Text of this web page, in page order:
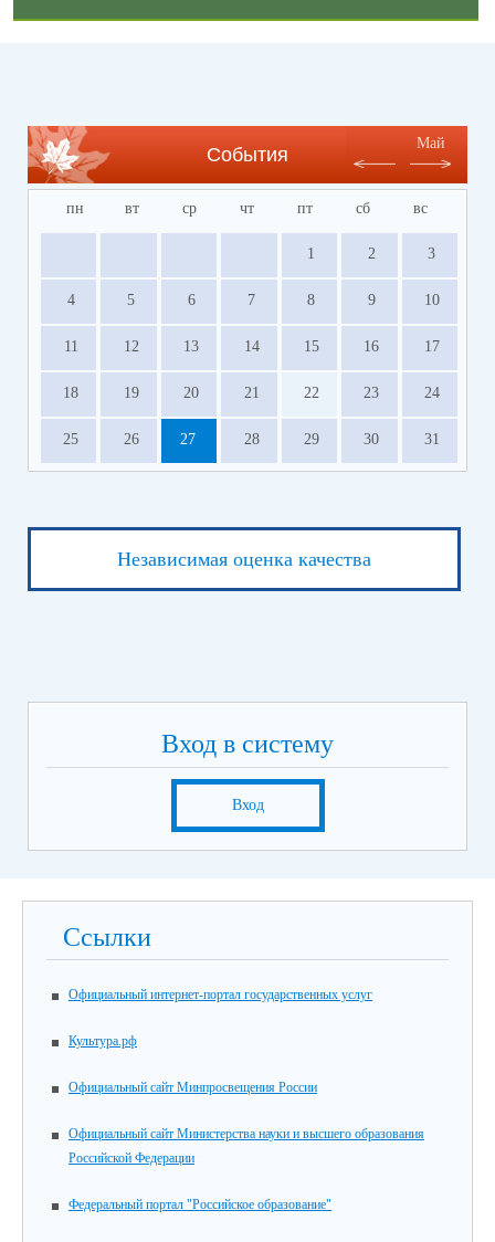
События
Май
пн вт ср чт пт сб вс
1 2 3
4 5 6 7 8 9 10
11 12 13 14 15 16 17
18 19 20 21 22 23 24
25 26 27 28 29 30 31
Независимая оценка качества
Вход в систему
Вход
Ссылки
Официальный интернет-портал государственных услуг
Культура.рф
Официальный сайт Минпросвещения России
Официальный сайт Министерства науки и высшего образования
Российской Федерации
Федеральный портал "Российское образование"